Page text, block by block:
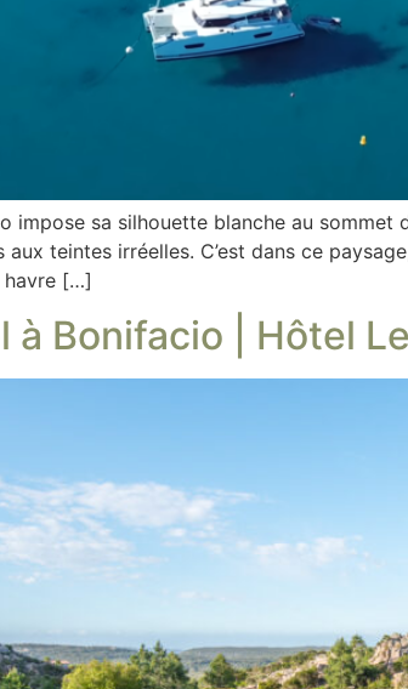
impose sa silhouette blanche au
teintes irréelles. C’est dans ce
havre […]
Bonifacio | Hôtel